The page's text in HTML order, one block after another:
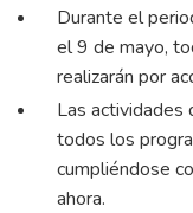
Durante el
el 9 de mayo,
realizarán por
Las actividades
todos los
cumpliéndose
ahora.